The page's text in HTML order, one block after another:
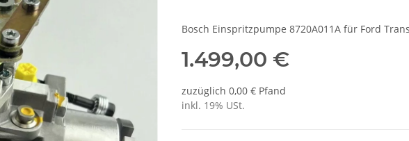
Bosch Einspritzpumpe 8720A011A für Ford
1.499,00 €
zuzüglich 0,00 € Pfand
inkl. 19% USt.